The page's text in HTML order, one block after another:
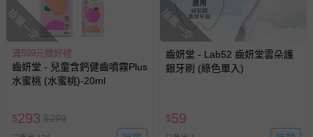
搶購一空
滿599元贈好禮
齒妍堂 - 兒童含鈣健齒噴霧Plus
水蜜桃 (水蜜桃)-20ml
$293 $299
搶購一空
齒妍堂 - Lab52 齒妍堂雲朵護
銀牙刷 (綠色單入)
$59